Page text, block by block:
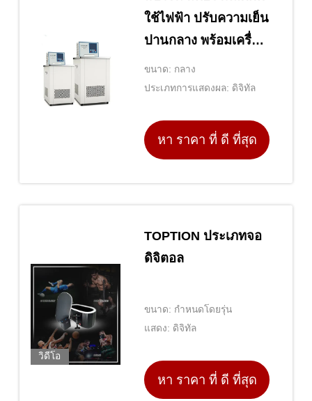
ใช้ไฟฟ้า ปรับความเย็น
ปานกลาง พร้อมเครื่อง
ขนาด: กลาง
ประเภทการแสดงผล: ดิจิทัล
หา ราคา ที่ ดี ที่สุด
วิดีโอ
TOPTION ประเภทจอ
ดิจิตอล
ขนาด: กำหนดโดยรุ่น
แสดง: ดิจิทัล
หา ราคา ที่ ดี ที่สุด